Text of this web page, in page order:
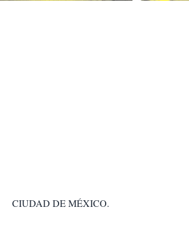
CIUDAD DE MÉXICO.